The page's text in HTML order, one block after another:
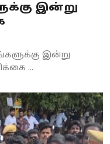
இன்று
இன்று
...